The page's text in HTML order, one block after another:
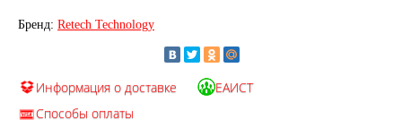
Бренд: Retech Technology
Информация о доставке
ЕАИСТ
Способы оплаты